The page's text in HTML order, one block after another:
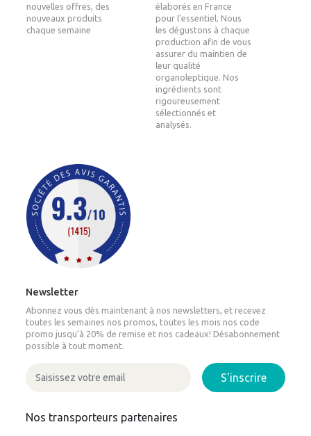
nouvelles offres, des
nouveaux produits
chaque semaine
élaborés en France
pour l'essentiel. Nous
les dégustons à chaque
production afin de vous
assurer du maintien de
leur qualité
organoleptique. Nos
ingrédients sont
rigoureusement
sélectionnés et
analysés.
Newsletter
Abonnez vous dès maintenant à nos newsletters, et recevez
toutes les semaines nos promos, toutes les mois nos code
promo jusqu'à 20% de remise et nos cadeaux! Désabonnement
possible à tout moment.
S'inscrire
Nos transporteurs partenaires